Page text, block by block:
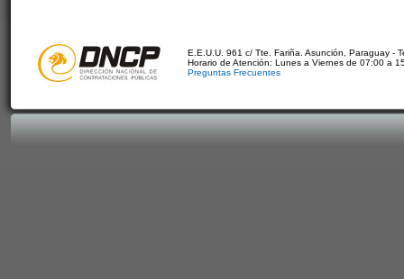
E.E.U.U. 961 c/ Tte. Fariña. Asunción, Paraguay -
Horario de Atención: Lunes a Viernes de 07:00 a
Preguntas Frecuentes